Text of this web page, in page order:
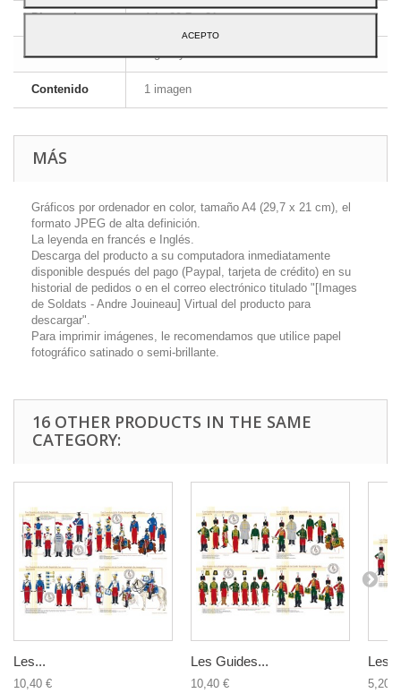
Dimensiones A4 - 29,7 x 21 cm
Idioma Inglés y francés
Contenido 1 imagen
MÁS
Gráficos por ordenador en color, tamaño A4 (29,7 x 21 cm), el
formato JPEG de alta definición.
La leyenda en francés e Inglés.
Descarga del producto a su computadora inmediatamente
disponible después del pago (Paypal, tarjeta de crédito) en su
historial de pedidos o en el correo electrónico titulado "[Images
de Soldats - Andre Jouineau] Virtual del producto para
descargar".
Para imprimir imágenes, le recomendamos que utilice papel
fotográfico satinado o semi-brillante.
16 OTHER PRODUCTS IN THE SAME
CATEGORY:
Les...
10,40 €
Les Guides...
10,40 €
Les...
5,20 €
ACEPTO